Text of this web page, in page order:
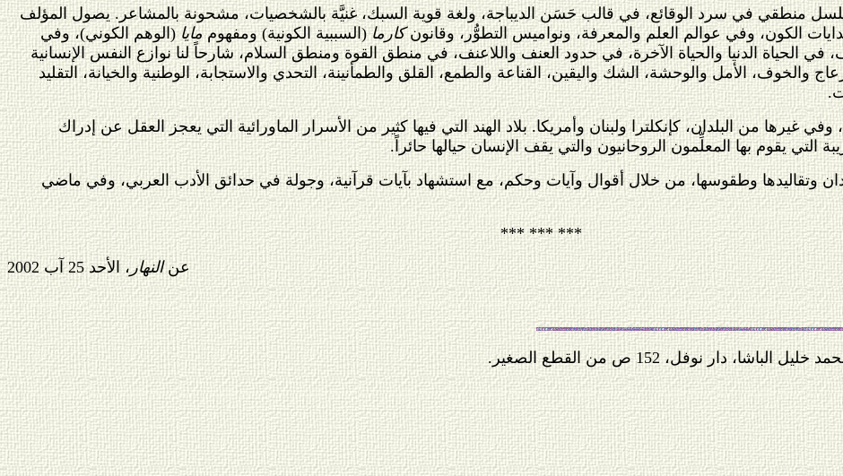
منطقي في سرد الوقائع، في قالب حَسَن الديباجة، ولغة قوية السبك، غنيَّة بالشخصيات، مشحونة بالمشاعر. يصول المؤلف
الكون، وفي عوالم العلم والمعرفة، ونواميس التطوُّر، وقانونكارما(السببية الكونية) ومفهوممايا(الوهم الكوني)، وفي
الحياة الدنيا والحياة الآخرة، في حدود العنف واللاعنف، في منطق القوة ومنطق السلام، شارحاً لنا نوازع النفس الإنسانية
والخوف، الأمل والوحشة، الشك واليقين، القناعة والطمع، القلق والطمأنينة، التحدي والاستجابة، الوطنية والخيانة، التقليد
غيرها من البلدان، كإنكلترا ولبنان وأمريكا. بلاد الهند التي فيها كثير من الأسرار الماورائية التي يعجز العقل عن إدراك
التي يقوم بها المعلِّمون الروحانيون والتي يقف الإنسان حيالها حائراً.
وتقاليدها وطقوسها، من خلال أقوال وآيات وحكم، مع استشهاد بآيات قرآنية، وجولة في حدائق الأدب العربي، وفي ماضي
*** *** ***
عنالنهار، الأحد 25 آب 2002
خليل الباشا، دار نوفل، 152 ص من القطع الصغير.